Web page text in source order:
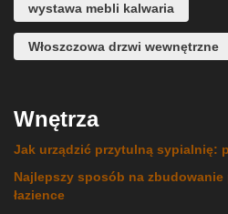
wystawa mebli kalwaria
Włoszczowa drzwi wewnętrzne
Wnętrza
Jak urządzić przytulną sypialnię:
Najlepszy sposób na zbudowanie
łazience